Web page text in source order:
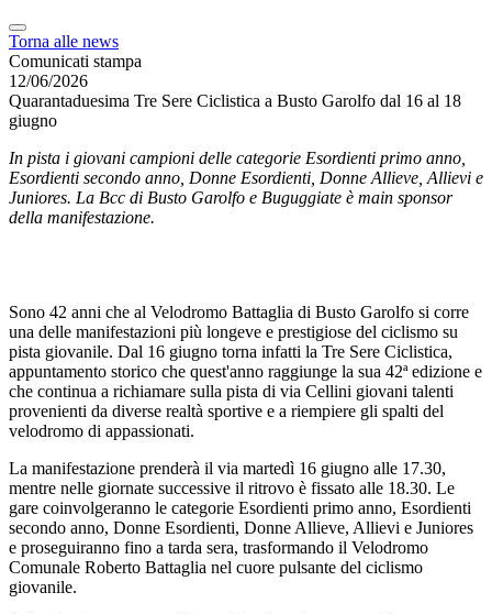
Torna alle news
Comunicati stampa
12/06/2026
Quarantaduesima Tre Sere Ciclistica a Busto Garolfo dal 16 al 18
giugno
In pista i giovani campioni delle categorie Esordienti primo anno,
Esordienti secondo anno, Donne Esordienti, Donne Allieve, Allievi e
Juniores. La Bcc di Busto Garolfo e Buguggiate è main sponsor
della manifestazione.
Sono 42 anni che al Velodromo Battaglia di Busto Garolfo si corre
una delle manifestazioni più longeve e prestigiose del ciclismo su
pista giovanile. Dal 16 giugno torna infatti la Tre Sere Ciclistica,
appuntamento storico che quest'anno raggiunge la sua 42ª edizione e
che continua a richiamare sulla pista di via Cellini giovani talenti
provenienti da diverse realtà sportive e a riempiere gli spalti del
velodromo di appassionati.
La manifestazione prenderà il via martedì 16 giugno alle 17.30,
mentre nelle giornate successive il ritrovo è fissato alle 18.30. Le
gare coinvolgeranno le categorie Esordienti primo anno, Esordienti
secondo anno, Donne Esordienti, Donne Allieve, Allievi e Juniores
e proseguiranno fino a tarda sera, trasformando il Velodromo
Comunale Roberto Battaglia nel cuore pulsante del ciclismo
giovanile.